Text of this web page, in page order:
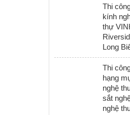
Thi
kính
thự
Long
Thi
hạng
nghệ
sắt
nghệ